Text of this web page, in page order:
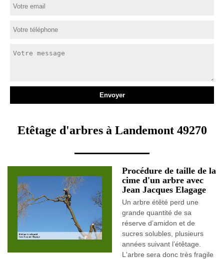
Etêtage d'arbres à Landemont 49270
Procédure de taille de la
cime d'un arbre avec
Jean Jacques Elagage
Un arbre étêté perd une
grande quantité de sa
réserve d’amidon et de
sucres solubles, plusieurs
années suivant l’étêtage.
L'arbre sera donc très fragile